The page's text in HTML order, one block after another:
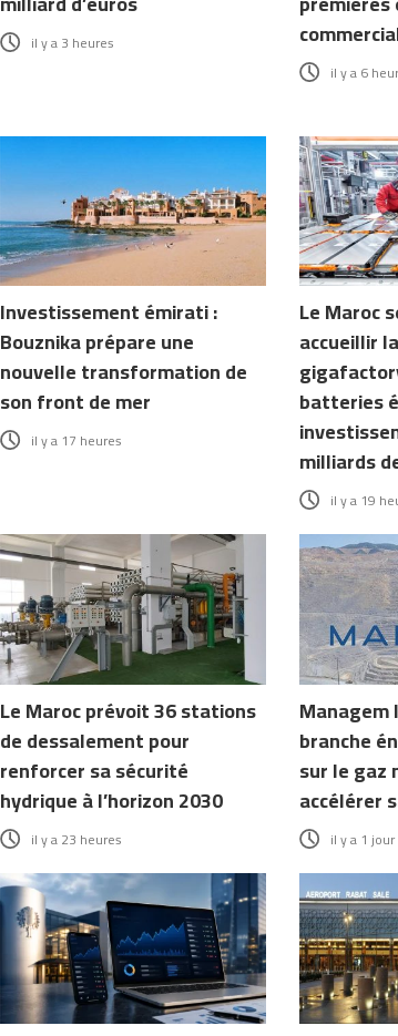
il y a 3 heures
il y a 6
Investissement émirati :
Bouznika prépare une
nouvelle transformation de
son front de mer
il y a 17 heures
Le Maroc
accueillir
batteries
milliards
il y a 19
Le Maroc prévoit 36 stations
de dessalement pour
renforcer sa sécurité
hydrique à l’horizon 2030
il y a 23 heures
Managem
branche
sur le gaz
accélérer
il y a 1 jour